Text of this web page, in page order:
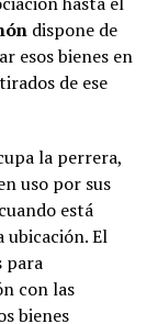
dispone de
esos bienes en
de ese
la perrera,
uso por sus
está
ubicación. El
para
con las
bienes